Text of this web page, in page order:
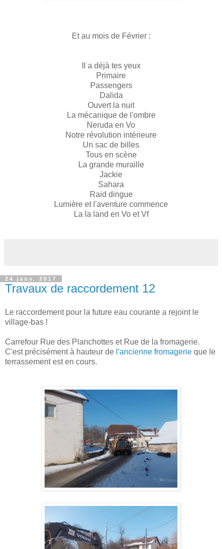
Et au mois de Février :
Il a déjà tes yeux
Primaire
Passengers
Dalida
Ouvert la nuit
La mécanique de l'ombre
Neruda en Vo
Notre révolution intérieure
Un sac de billes
Tous en scène
La grande muraille
Jackie
Sahara
Raid dingue
Lumière et l'aventure commence
La la land en Vo et Vf
24 janv. 2017
Travaux de raccordement 12
Le raccordement pour la future eau courante a rejoint le
village-bas !
Carrefour Rue des Planchottes et Rue de la fromagerie.
C'est précisément à hauteur de l'ancienne fromagerie que le
terrassement est en cours.